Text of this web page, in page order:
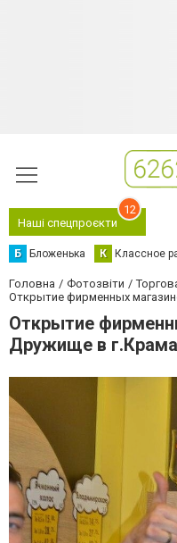
Наші спецпроєкти
12
Б Бложенька К Классное
Головна Фотозвіти
Открытие фирменных
Открытие
Дружище в